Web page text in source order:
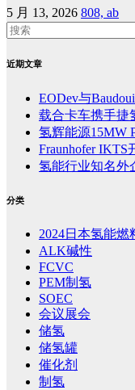
5 月 13, 2026 808, ab
近期文章
EODev与
载合卡车携手捷
氢辉能源15MW
Fraunhofer
氢能行业知名外
分类
2024日本氢能燃
ALK碱性
FCVC
PEM制氢
SOEC
会议展会
储氢
储氢罐
催化剂
制氢